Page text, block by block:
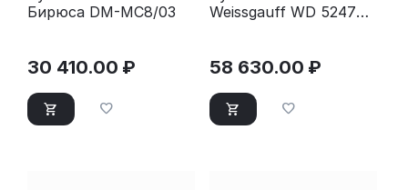
Бирюса DM-MС8/03
30 410.00 ₽
Weissgauff WD 5247
58 630.00 ₽